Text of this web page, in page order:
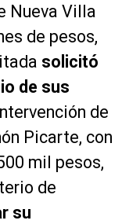
Nueva Villa
de pesos,
solicitó
de sus
de
Picarte, con
mil pesos,
de
su